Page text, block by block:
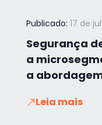
Publicado: 17 de
Segurança
a
a
Leia mais